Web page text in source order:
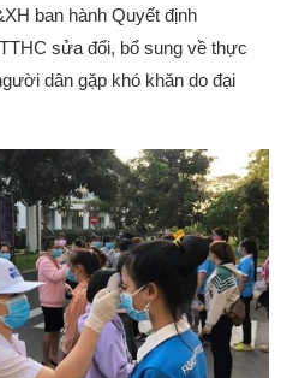
ban hành Quyết định
sửa đổi, bổ sung về thực
dân gặp khó khăn do đại